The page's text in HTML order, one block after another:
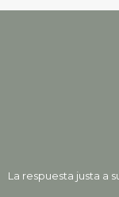
La respuesta justa a